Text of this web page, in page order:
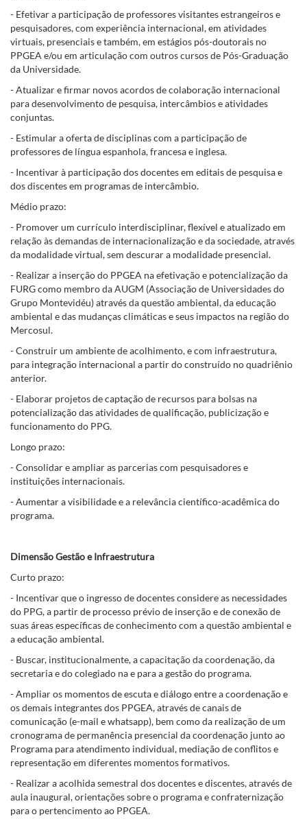
- Efetivar a participação de professores visitantes estrangeiros e
pesquisadores, com experiência internacional, em atividades
virtuais, presenciais e também, em estágios pós-doutorais no
PPGEA e/ou em articulação com outros cursos de Pós-Graduação
da Universidade.
- Atualizar e firmar novos acordos de colaboração internacional
para desenvolvimento de pesquisa, intercâmbios e atividades
conjuntas.
- Estimular a oferta de disciplinas com a participação de
professores de língua espanhola, francesa e inglesa.
- Incentivar à participação dos docentes em editais de pesquisa e
dos discentes em programas de intercâmbio.
Médio prazo:
- Promover um currículo interdisciplinar, flexível e atualizado em
relação às demandas de internacionalização e da sociedade, através
da modalidade virtual, sem descurar a modalidade presencial.
- Realizar a inserção do PPGEA na efetivação e potencialização da
FURG como membro da AUGM (Associação de Universidades do
Grupo Montevidéu) através da questão ambiental, da educação
ambiental e das mudanças climáticas e seus impactos na região do
Mercosul.
- Construir um ambiente de acolhimento, e com infraestrutura,
para integração internacional a partir do construído no quadriênio
anterior.
- Elaborar projetos de captação de recursos para bolsas na
potencialização das atividades de qualificação, publicização e
funcionamento do PPG.
Longo prazo:
- Consolidar e ampliar as parcerias com pesquisadores e
instituições internacionais.
- Aumentar a visibilidade e a relevância científico-acadêmica do
programa.
Dimensão Gestão e Infraestrutura
Curto prazo:
- Incentivar que o ingresso de docentes considere as necessidades
do PPG, a partir de processo prévio de inserção e de conexão de
suas áreas específicas de conhecimento com a questão ambiental e
a educação ambiental.
- Buscar, institucionalmente, a capacitação da coordenação, da
secretaria e do colegiado na e para a gestão do programa.
- Ampliar os momentos de escuta e diálogo entre a coordenação e
os demais integrantes dos PPGEA, através de canais de
comunicação (e-mail e whatsapp), bem como da realização de um
cronograma de permanência presencial da coordenação junto ao
Programa para atendimento individual, mediação de conflitos e
representação em diferentes momentos formativos.
- Realizar a acolhida semestral dos docentes e discentes, através de
aula inaugural, orientações sobre o programa e confraternização
para o pertencimento ao PPGEA.